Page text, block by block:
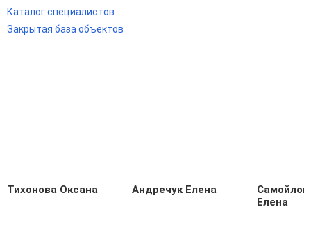
Каталог специалистов
Закрытая база объектов
Тихонова Оксана Андречук Елена
Елена